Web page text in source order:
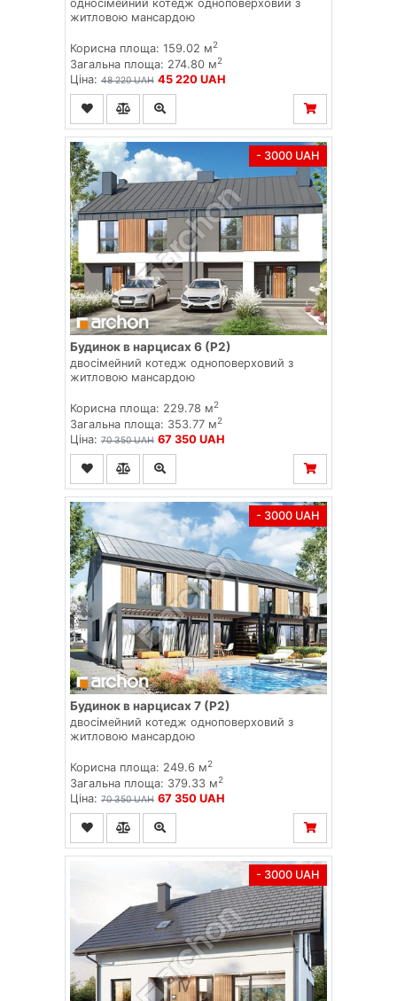
односімейний котедж одноповерховий з
житловою мансардою
Корисна площа: 159.02 м2
Загальна площа: 274.80 м2
Ціна: 48 220 UAH 45 220 UAH
- 3000 UAH
Будинок в нарцисах 6 (Р2)
двосімейний котедж одноповерховий з
житловою мансардою
Корисна площа: 229.78 м2
Загальна площа: 353.77 м2
Ціна: 70 350 UAH 67 350 UAH
- 3000 UAH
Будинок в нарцисах 7 (Р2)
двосімейний котедж одноповерховий з
житловою мансардою
Корисна площа: 249.6 м2
Загальна площа: 379.33 м2
Ціна: 70 350 UAH 67 350 UAH
- 3000 UAH